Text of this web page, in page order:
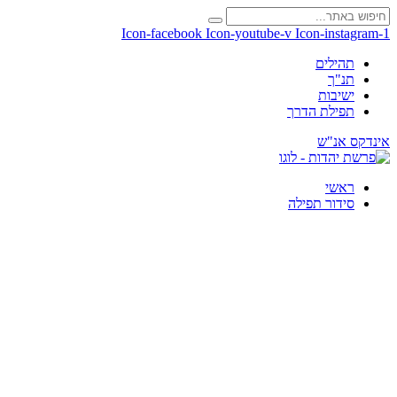
Icon-facebook Icon-youtube-v Icon-instagram-1
תהילים
תנ"ך
ישיבות
תפילת הדרך
אינדקס אנ"ש
ראשי
סידור תפילה